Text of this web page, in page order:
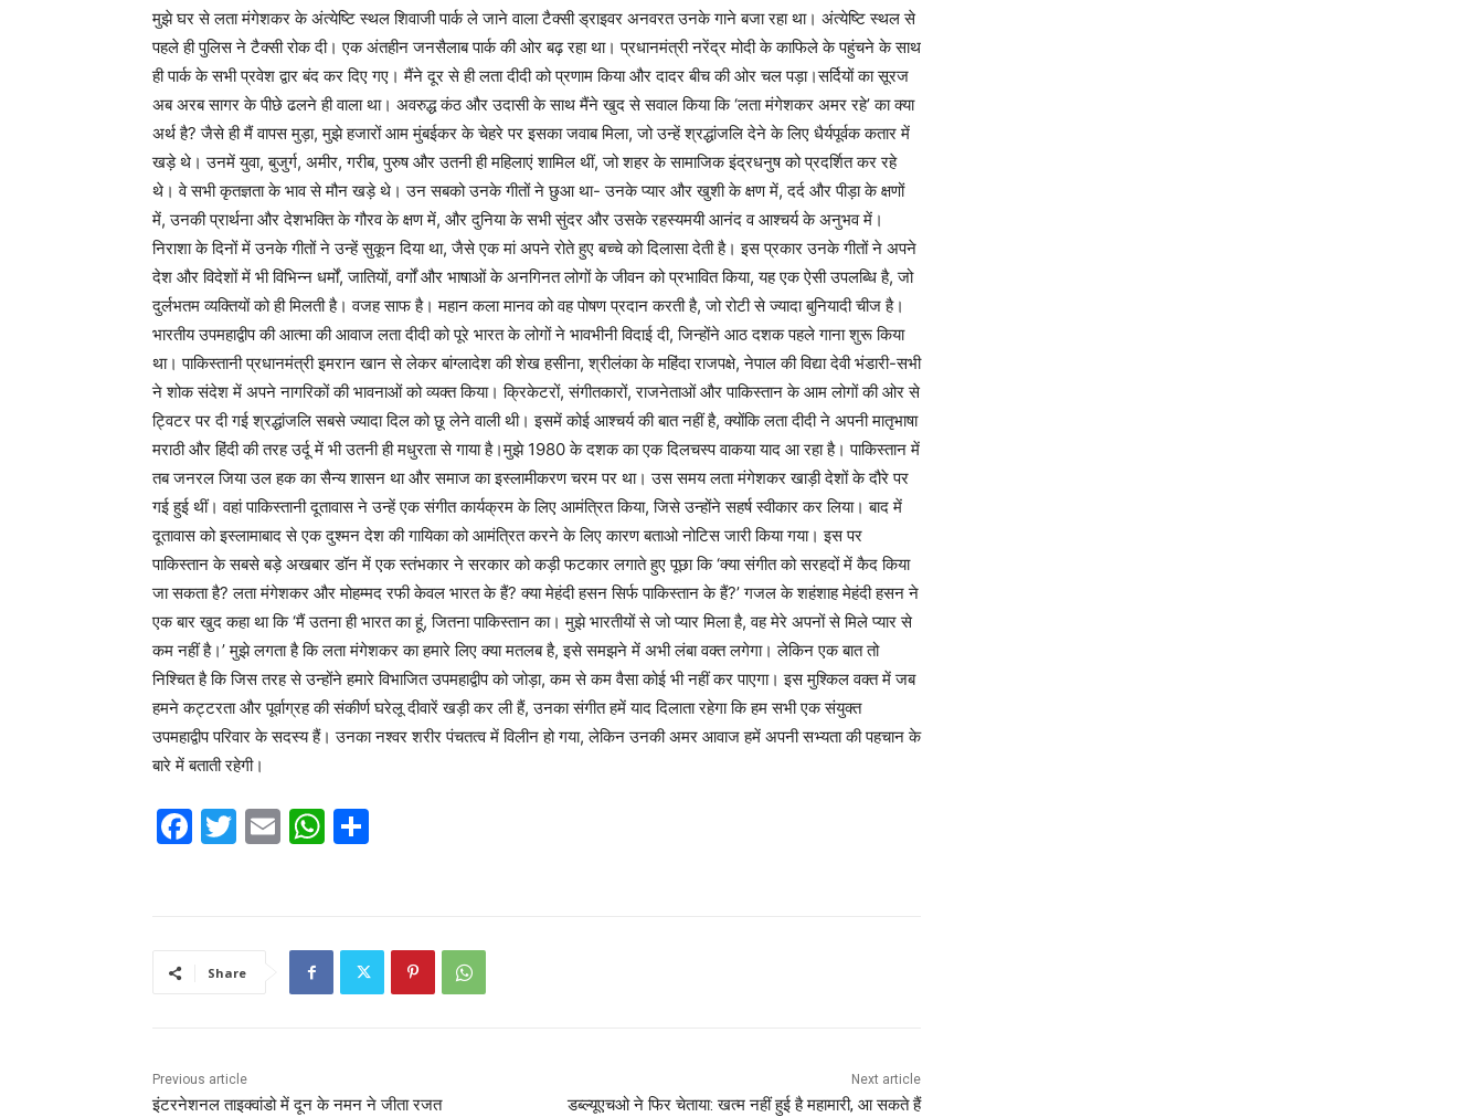
मुझे घर से लता मंगेशकर के अंत्येष्टि स्थल शिवाजी पार्क ले जाने वाला टैक्सी ड्राइवर अनवरत उनके गाने बजा रहा था। अंत्येष्टि स्थल से
पहले ही पुलिस ने टैक्सी रोक दी। एक अंतहीन जनसैलाब पार्क की ओर बढ़ रहा था। प्रधानमंत्री नरेंद्र मोदी के काफिले के पहुंचने के साथ
ही पार्क के सभी प्रवेश द्वार बंद कर दिए गए। मैंने दूर से ही लता दीदी को प्रणाम किया और दादर बीच की ओर चल पड़ा।सर्दियों का सूरज
अब अरब सागर के पीछे ढलने ही वाला था। अवरुद्ध कंठ और उदासी के साथ मैंने खुद से सवाल किया कि ‘लता मंगेशकर अमर रहे’ का क्या
अर्थ है? जैसे ही मैं वापस मुड़ा, मुझे हजारों आम मुंबईकर के चेहरे पर इसका जवाब मिला, जो उन्हें श्रद्धांजलि देने के लिए धैर्यपूर्वक कतार में
खड़े थे। उनमें युवा, बुजुर्ग, अमीर, गरीब, पुरुष और उतनी ही महिलाएं शामिल थीं, जो शहर के सामाजिक इंद्रधनुष को प्रदर्शित कर रहे
थे। वे सभी कृतज्ञता के भाव से मौन खड़े थे। उन सबको उनके गीतों ने छुआ था- उनके प्यार और खुशी के क्षण में, दर्द और पीड़ा के क्षणों
में, उनकी प्रार्थना और देशभक्ति के गौरव के क्षण में, और दुनिया के सभी सुंदर और उसके रहस्यमयी आनंद व आश्चर्य के अनुभव में।
निराशा के दिनों में उनके गीतों ने उन्हें सुकून दिया था, जैसे एक मां अपने रोते हुए बच्चे को दिलासा देती है। इस प्रकार उनके गीतों ने अपने
देश और विदेशों में भी विभिन्न धर्मों, जातियों, वर्गों और भाषाओं के अनगिनत लोगों के जीवन को प्रभावित किया, यह एक ऐसी उपलब्धि है, जो
दुर्लभतम व्यक्तियों को ही मिलती है। वजह साफ है। महान कला मानव को वह पोषण प्रदान करती है, जो रोटी से ज्यादा बुनियादी चीज है।
भारतीय उपमहाद्वीप की आत्मा की आवाज लता दीदी को पूरे भारत के लोगों ने भावभीनी विदाई दी, जिन्होंने आठ दशक पहले गाना शुरू किया
था। पाकिस्तानी प्रधानमंत्री इमरान खान से लेकर बांग्लादेश की शेख हसीना, श्रीलंका के महिंदा राजपक्षे, नेपाल की विद्या देवी भंडारी-सभी
ने शोक संदेश में अपने नागरिकों की भावनाओं को व्यक्त किया। क्रिकेटरों, संगीतकारों, राजनेताओं और पाकिस्तान के आम लोगों की ओर से
ट्विटर पर दी गई श्रद्धांजलि सबसे ज्यादा दिल को छू लेने वाली थी। इसमें कोई आश्चर्य की बात नहीं है, क्योंकि लता दीदी ने अपनी मातृभाषा
मराठी और हिंदी की तरह उर्दू में भी उतनी ही मधुरता से गाया है।मुझे 1980 के दशक का एक दिलचस्प वाकया याद आ रहा है। पाकिस्तान में
तब जनरल जिया उल हक का सैन्य शासन था और समाज का इस्लामीकरण चरम पर था। उस समय लता मंगेशकर खाड़ी देशों के दौरे पर
गई हुई थीं। वहां पाकिस्तानी दूतावास ने उन्हें एक संगीत कार्यक्रम के लिए आमंत्रित किया, जिसे उन्होंने सहर्ष स्वीकार कर लिया। बाद में
दूतावास को इस्लामाबाद से एक दुश्मन देश की गायिका को आमंत्रित करने के लिए कारण बताओ नोटिस जारी किया गया। इस पर
पाकिस्तान के सबसे बड़े अखबार डॉन में एक स्तंभकार ने सरकार को कड़ी फटकार लगाते हुए पूछा कि ‘क्या संगीत को सरहदों में कैद किया
जा सकता है? लता मंगेशकर और मोहम्मद रफी केवल भारत के हैं? क्या मेहंदी हसन सिर्फ पाकिस्तान के हैं?’ गजल के शहंशाह मेहंदी हसन ने
एक बार खुद कहा था कि ‘मैं उतना ही भारत का हूं, जितना पाकिस्तान का। मुझे भारतीयों से जो प्यार मिला है, वह मेरे अपनों से मिले प्यार से
कम नहीं है।’ मुझे लगता है कि लता मंगेशकर का हमारे लिए क्या मतलब है, इसे समझने में अभी लंबा वक्त लगेगा। लेकिन एक बात तो
निश्चित है कि जिस तरह से उन्होंने हमारे विभाजित उपमहाद्वीप को जोड़ा, कम से कम वैसा कोई भी नहीं कर पाएगा। इस मुश्किल वक्त में जब
हमने कट्टरता और पूर्वाग्रह की संकीर्ण घरेलू दीवारें खड़ी कर ली हैं, उनका संगीत हमें याद दिलाता रहेगा कि हम सभी एक संयुक्त
उपमहाद्वीप परिवार के सदस्य हैं। उनका नश्वर शरीर पंचतत्व में विलीन हो गया, लेकिन उनकी अमर आवाज हमें अपनी सभ्यता की पहचान के
बारे में बताती रहेगी।
F
b
k
T
E
W
A
p
Share
Previous article
इंटरनेशनल ताइक्वांडो में दून के नमन ने जीता रजत
Next article
डब्ल्यूएचओ ने फिर चेताया: खत्म नहीं हुई है महामारी, आ सकते हैं